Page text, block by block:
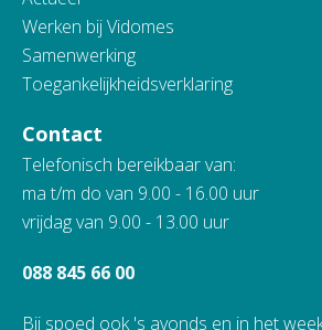
Werken bij Vidomes
Samenwerking
Toegankelijkheidsverklaring
Contact
Telefonisch bereikbaar van:
ma t/m do van 9.00 - 16.00 uur
vrijdag van 9.00 - 13.00 uur
088 845 66 00
Bij spoed ook 's avonds en in het